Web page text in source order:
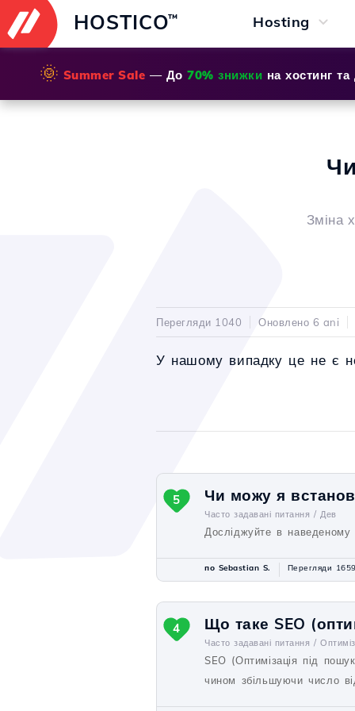
HOSTICO™ Hosting
🌞 Summer Sale — До 70% знижки на хостинг
Зміна
Перегляди 1040 Оновлено 6 ani
У нашому випадку це не є
Чи можу я
Часто задавані питання / Дев
Досліджуйте в
5
по Sebastian S. Перегляди
Що таке SEO
Часто задавані питання /
SEO (Оптимізація під
чином збільшуючи число
4